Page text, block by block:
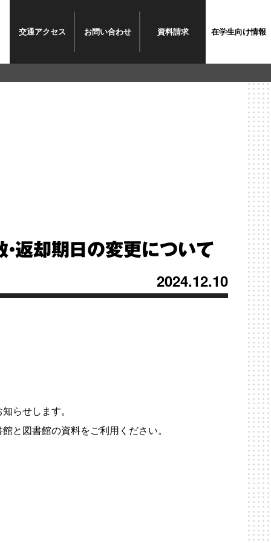
交通アクセス お問い合わせ 資料請求 在学生向け情報
・返却期日の変更について
2024.12.10
らせします。
図書館の資料をご利用ください。